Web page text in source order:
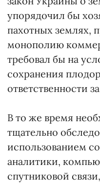
упорядочил бы
пахотных землях,
монополию
требовал бы на
сохранения
ответственности
В то же время
тщательно
использованием
аналитики,
спутниковой